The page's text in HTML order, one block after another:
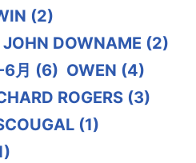
(2)
JOHN DOWNAME (2)
月 (6) OWEN (4)
ROGERS (3)
(1)